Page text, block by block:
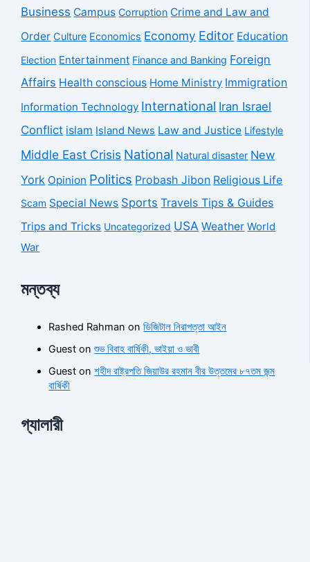
Business Campus Corruption Crime and Law and
Order Culture Economics Economy Editor Education
Election Entertainment Finance and Banking Foreign
Affairs Health conscious Home Ministry Immigration
Information Technology International Iran Israel
Conflict islam Island News Law and Justice Lifestyle
Middle East Crisis National Natural disaster New
York Opinion Politics Probash Jibon Religious Life
Scam Special News Sports Travels Tips & Guides
Trips and Tricks Uncategorized USA Weather World
War
মন্তব্য
Rashed Rahman onডিজিটাল নিরাপত্তা আইন
Guest onশুভ বিবাহ বার্ষিকী, ভাইয়া ও ভাবী
Guest onশহীদ রাষ্ট্রপতি জিয়াউর রহমান বীর উত্তমের ৮৭তম জন্ম
বার্ষিকী
গ্যালারী